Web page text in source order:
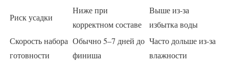
Риск усадки
Ниже при
корректном составе
Выше из-за
избытка воды
Скорость набора
готовности
Обычно 5–7 дней до
финиша
Часто дольше из-за
влажности